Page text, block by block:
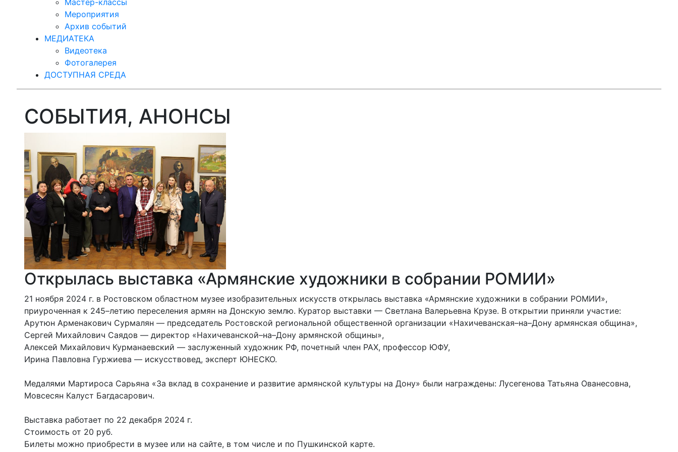
Мастер-классы
Мероприятия
Архив событий
МЕДИАТЕКА
Видеотека
Фотогалерея
ДОСТУПНАЯ СРЕДА
СОБЫТИЯ, АНОНСЫ
Открылась выставка «Армянские художники в собрании РОМИИ»
21 ноября 2024 г. в Ростовском областном музее изобразительных искусств открылась выставка «Армянские художники в собрании РОМИИ»,
приуроченная к 245–летию переселения армян на Донскую землю. Куратор выставки — Светлана Валерьевна Крузе. В открытии приняли участие:
Арутюн Арменакович Сурмалян — председатель Ростовской региональной общественной организации «Нахичеванская–на–Дону армянская община»,
Сергей Михайлович Саядов — директор «Нахичеванской–на–Дону армянской общины»,
Алексей Михайлович Курманаевский — заслуженный художник РФ, почетный член РАХ, профессор ЮФУ,
Ирина Павловна Гуржиева — искусствовед, эксперт ЮНЕСКО.
Медалями Мартироса Сарьяна «За вклад в сохранение и развитие армянской культуры на Дону» были награждены: Лусегенова Татьяна Ованесовна,
Мовсесян Калуст Багдасарович.
Выставка работает по 22 декабря 2024 г.
Стоимость от 20 руб.
Билеты можно приобрести в музее или на сайте, в том числе и по Пушкинской карте.